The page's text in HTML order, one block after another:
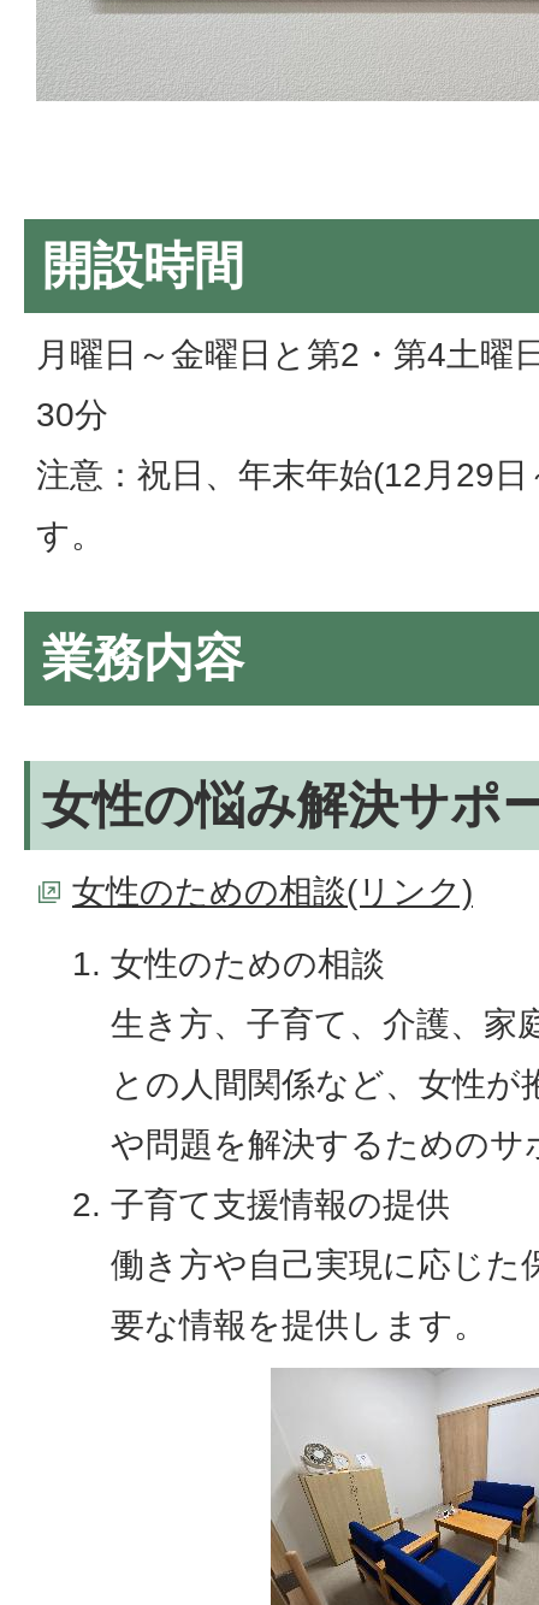
開設時間
月曜日～金曜日と第2・第4土曜
30分
注意：祝日、年末年始(12月29
す。
業務内容
女性の悩み解決サポ
女性のための相談(リンク)
女性のための相談
生き方、子育て、介護、家
との人間関係など、女性
や問題を解決するためのサ
子育て支援情報の提供
働き方や自己実現に応じた
要な情報を提供します。